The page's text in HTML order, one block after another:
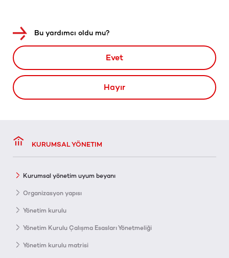
Bu yardımcı oldu mu?
Evet
Hayır
KURUMSAL YÖNETIM
Kurumsal yönetim uyum beyanı
Organizasyon yapısı
Yönetim kurulu
Yönetim Kurulu Çalışma Esasları Yönetmeliği
Yönetim kurulu matrisi